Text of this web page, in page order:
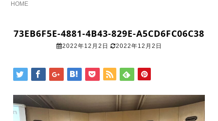
HOME
73EB6F5E-4881-4B43-829E-A5CD6FC06C38
2022年12月2日 2022年12月2日